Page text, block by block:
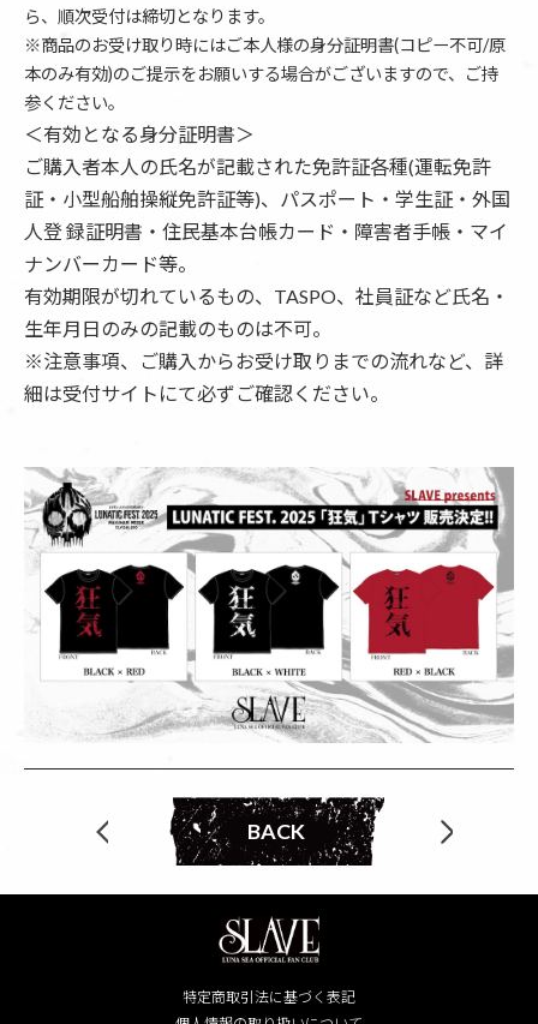
ら、順次受付は締切となります。
※商品のお受け取り時にはご本人様の身分証明書(コピー不可/原
本のみ有効)のご提示をお願いする場合がございますので、ご持
参ください。
＜有効となる身分証明書＞
ご購入者本人の氏名が記載された免許証各種(運転免許
証・小型船舶操縦免許証等)、パスポート・学生証・外国
人登 録証明書・住民基本台帳カード・障害者手帳・マイ
ナンバーカード等。
有効期限が切れているもの、TASPO、社員証など氏名・
生年月日のみの記載のものは不可。
※注意事項、ご購入からお受け取りまでの流れなど、詳
細は受付サイトにて必ずご確認ください。
BACK
特定商取引法に基づく表記